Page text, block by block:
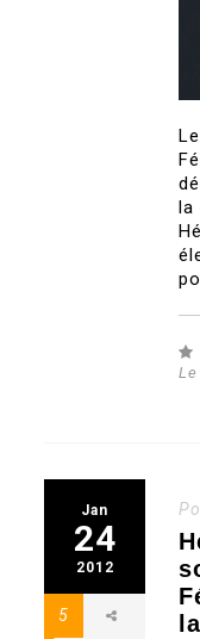
la
Jan
24
2012
5